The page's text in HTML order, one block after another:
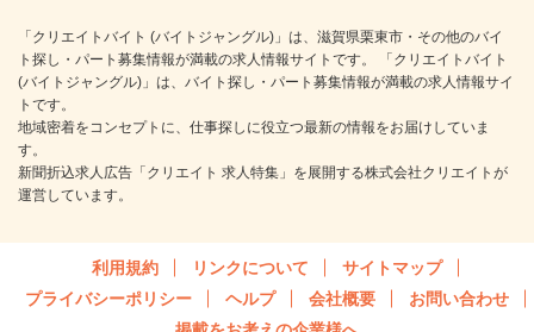
「クリエイトバイト (バイトジャングル)」は、滋賀県栗東市・その他のバイ
ト探し・パート募集情報が満載の求人情報サイトです。 「クリエイトバイト
(バイトジャングル)」は、バイト探し・パート募集情報が満載の求人情報サイ
トです。
地域密着をコンセプトに、仕事探しに役立つ最新の情報をお届けしていま
す。
新聞折込求人広告「クリエイト 求人特集」を展開する株式会社クリエイトが
運営しています。
利用規約 リンクについて
サイトマップ
プライバシーポリシー
ヘルプ 会社概要
お問い合わせ